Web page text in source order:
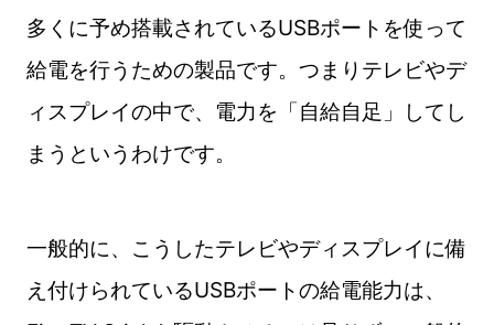
多くに予め搭載されているUSBポートを使って
給電を行うための製品です。つまりテレビやデ
ィスプレイの中で、電力を「自給自足」してし
まうというわけです。
一般的に、こうしたテレビやディスプレイに備
え付けられているUSBポートの給電能力は、